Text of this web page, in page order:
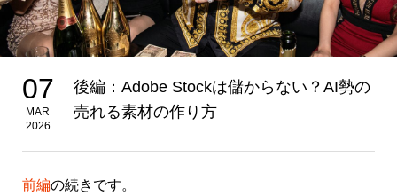
07
MAR
2026
後編：Adobe Stockは儲からない？AI勢の
売れる素材の作り方
前編の続きです。